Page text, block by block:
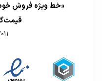
«خط ویژه فروش